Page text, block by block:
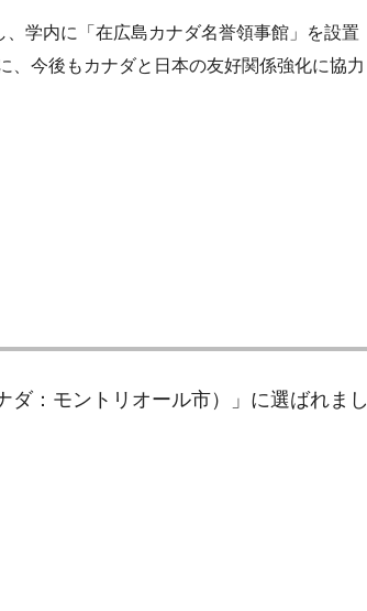
学内に「在広島カナダ名誉領事館」を設置
、今後もカナダと日本の友好関係強化に協力
：モントリオール市）」に選ばれまし